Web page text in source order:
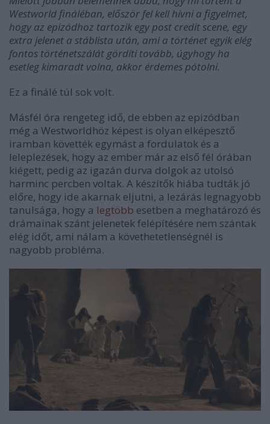
Westworld fináléban, először fel kell hívni a figyelmet,
hogy az epizódhoz tartozik egy post credit scene, egy
extra jelenet a stáblista után, ami a történet egyik elég
fontos történetszálát gördíti tovább, úgyhogy ha
esetleg kimaradt volna, akkor érdemes pótolni.
Ez a finálé túl sok volt.
Másfél óra rengeteg idő, de ebben az epizódban
még a Westworldhöz képest is olyan elképesztő
iramban követték egymást a fordulatok és a
leleplezések, hogy az ember már az első fél órában
kiégett, pedig az igazán durva dolgok az utolsó
harminc percben voltak. A készítők hiába tudták jó
előre, hogy ide akarnak eljutni, a lezárás legnagyobb
tanulsága, hogy a legtöbb esetben a meghatározó és
drámainak szánt jelenetek felépítésére nem szántak
elég időt, ami nálam a követhetetlenségnél is
nagyobb probléma.